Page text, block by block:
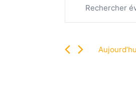
for
4
navigation
vues
Évènements